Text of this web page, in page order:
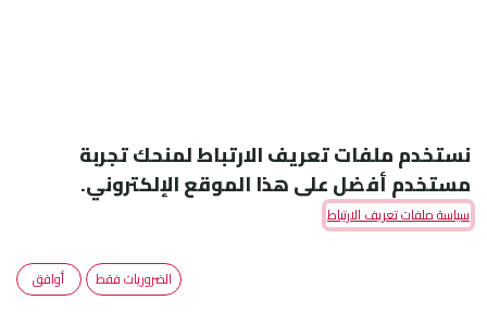
Amoun Pharmaceutical Co. S.A.E
نستخدم ملفات تعريف الارتباط لمنحك تجربة
مستخدم أفضل على هذا الموقع الإلكتروني.
سياسة ملفات تعريف الارتباط
الضروريات فقط أوافق